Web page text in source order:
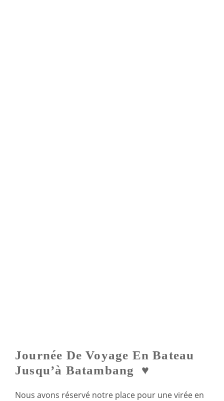
Journée De Voyage En Bateau
Jusqu’à Batambang ♥
Nous avons réservé notre place pour une virée en